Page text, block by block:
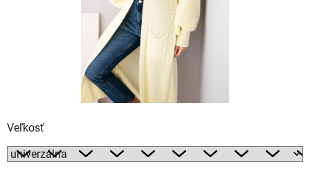
Veľkosť